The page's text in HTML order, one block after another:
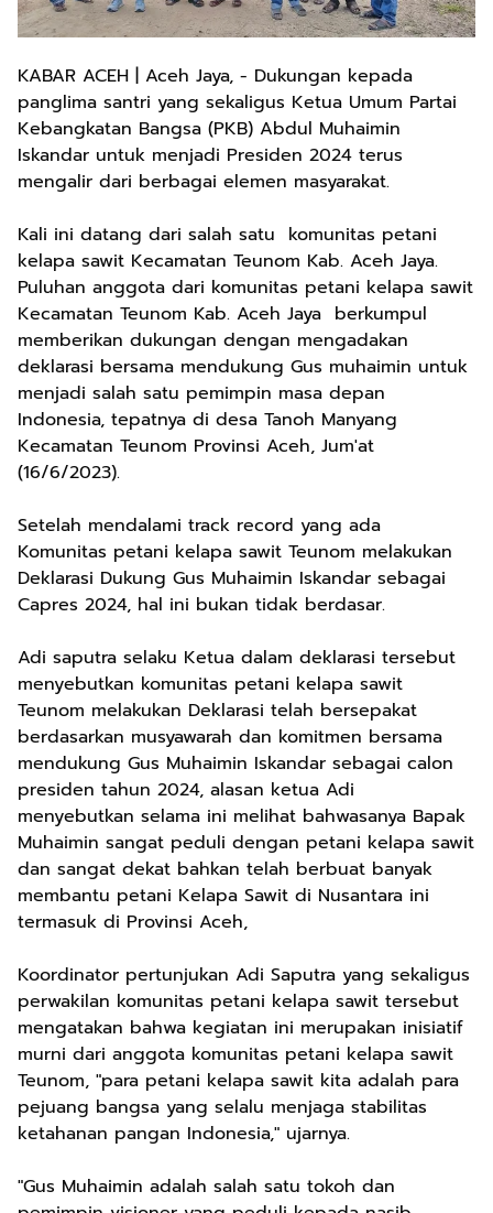
KABAR ACEH | Aceh Jaya, - Dukungan kepada
panglima santri yang sekaligus Ketua Umum Partai
Kebangkatan Bangsa (PKB) Abdul Muhaimin
Iskandar untuk menjadi Presiden 2024 terus
mengalir dari berbagai elemen masyarakat.
Kali ini datang dari salah satu komunitas petani
kelapa sawit Kecamatan Teunom Kab. Aceh Jaya.
Puluhan anggota dari komunitas petani kelapa sawit
Kecamatan Teunom Kab. Aceh Jaya berkumpul
memberikan dukungan dengan mengadakan
deklarasi bersama mendukung Gus muhaimin untuk
menjadi salah satu pemimpin masa depan
Indonesia, tepatnya di desa Tanoh Manyang
Kecamatan Teunom Provinsi Aceh, Jum'at
(16/6/2023).
Setelah mendalami track record yang ada
Komunitas petani kelapa sawit Teunom melakukan
Deklarasi Dukung Gus Muhaimin Iskandar sebagai
Capres 2024, hal ini bukan tidak berdasar.
Adi saputra selaku Ketua dalam deklarasi tersebut
menyebutkan komunitas petani kelapa sawit
Teunom melakukan Deklarasi telah bersepakat
berdasarkan musyawarah dan komitmen bersama
mendukung Gus Muhaimin Iskandar sebagai calon
presiden tahun 2024, alasan ketua Adi
menyebutkan selama ini melihat bahwasanya Bapak
Muhaimin sangat peduli dengan petani kelapa sawit
dan sangat dekat bahkan telah berbuat banyak
membantu petani Kelapa Sawit di Nusantara ini
termasuk di Provinsi Aceh,
Koordinator pertunjukan Adi Saputra yang sekaligus
perwakilan komunitas petani kelapa sawit tersebut
mengatakan bahwa kegiatan ini merupakan inisiatif
murni dari anggota komunitas petani kelapa sawit
Teunom, "para petani kelapa sawit kita adalah para
pejuang bangsa yang selalu menjaga stabilitas
ketahanan pangan Indonesia," ujarnya.
"Gus Muhaimin adalah salah satu tokoh dan